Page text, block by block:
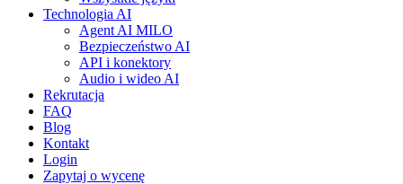
Technologia AI
Agent AI MILO
Bezpieczeństwo AI
API i konektory
Audio i wideo AI
Rekrutacja
FAQ
Blog
Kontakt
Login
Zapytaj o wycenę